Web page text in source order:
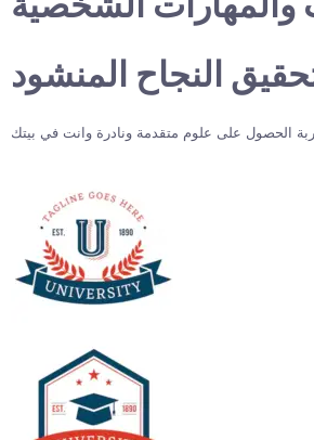
الحصول على علوم متقدمة ونادرة وانت في بيتك